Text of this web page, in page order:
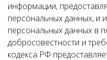
информации,
персональных данных, и
персональных данных в
добросовестности и
кодекса РФ